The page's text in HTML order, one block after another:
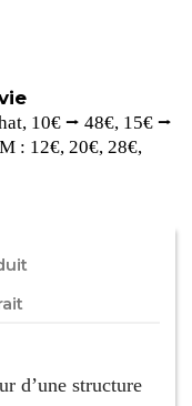
10€ ⭢ 48€, 15€ ⭢
: 12€, 20€, 28€,
d’une structure